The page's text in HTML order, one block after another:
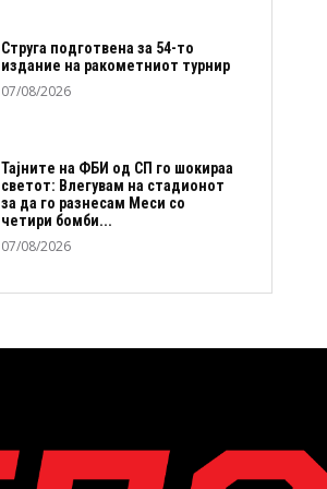
Струга подготвена за 54-то
издание на ракометниот турнир
07/08/2026
Тајните на ФБИ од СП го шокираа
светот: Влегувам на стадионот
за да го разнесам Меси со
четири бомби...
07/08/2026